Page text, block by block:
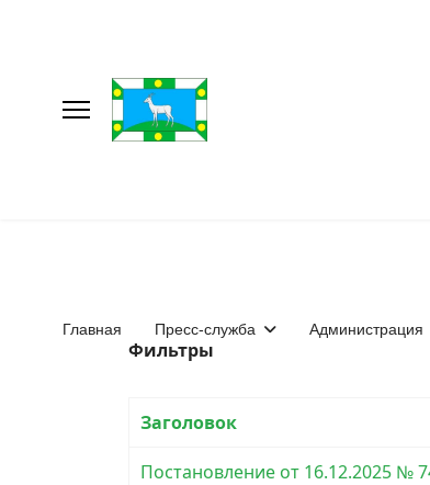
Главная Пресс-служба Администрация
Фильтры
Заголовок
Постановление от 16.12.2025 №